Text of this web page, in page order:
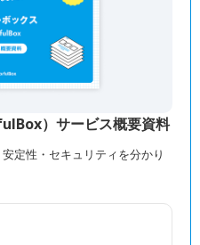
）サービス概要資料
定性・セキュリティを分かり